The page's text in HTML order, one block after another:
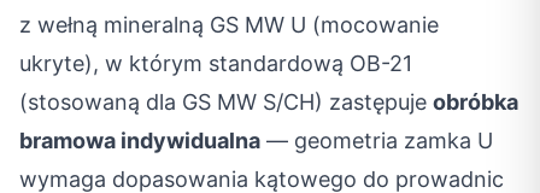
z wełną mineralną GS MW U (mocowanie
ukryte), w którym standardową OB-21
(stosowaną dla GS MW S/CH) zastępuje obróbka
bramowa indywidualna — geometria zamka U
wymaga dopasowania kątowego do prowadnic